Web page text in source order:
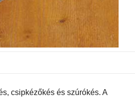
csipkézőkés és szúrókés. A